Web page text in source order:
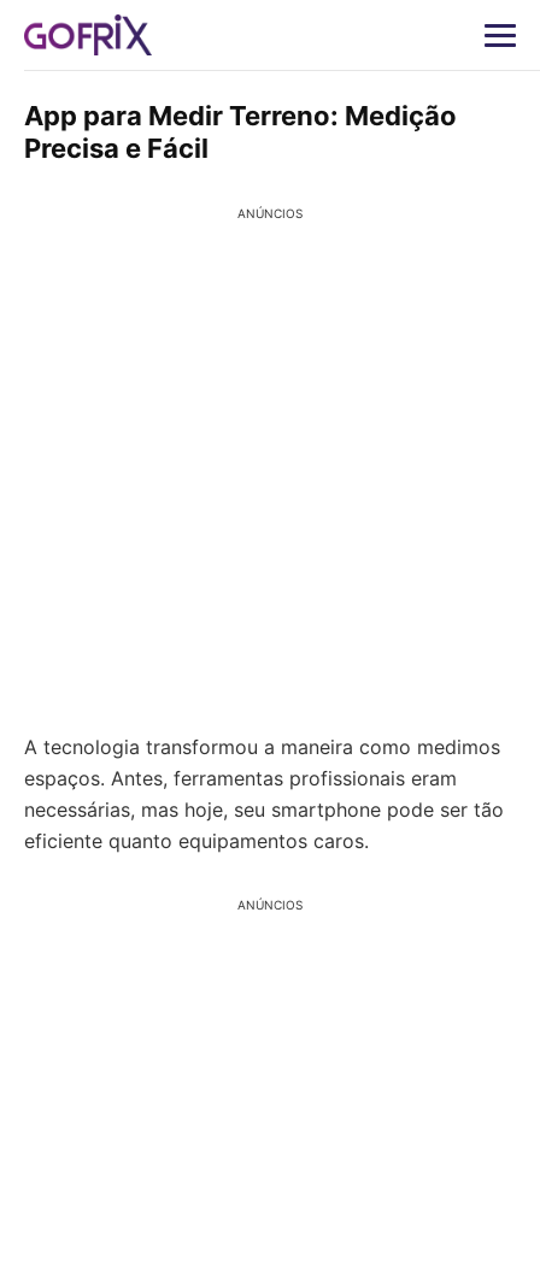
App para Medir Terreno: Medição
Precisa e Fácil
ANÚNCIOS
A tecnologia transformou a maneira como medimos
espaços. Antes, ferramentas profissionais eram
necessárias, mas hoje, seu smartphone pode ser tão
eficiente quanto equipamentos caros.
ANÚNCIOS